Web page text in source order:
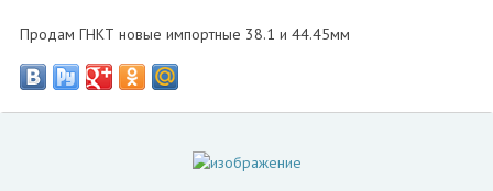
Продам ГНКТ новые импортные 38.1 и 44.45мм